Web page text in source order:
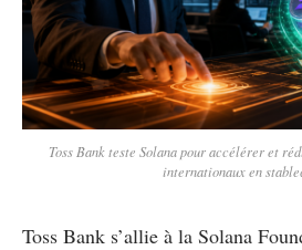
Toss Bank teste Solana pour accélérer et
internationaux en
Toss Bank s’allie à la Solana